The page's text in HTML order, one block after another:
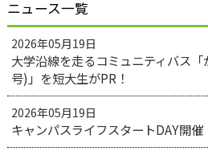
ニュース一覧
2026年05月19日
大学沿線を走るコミュニティバス
号)」を短大生がPR！
2026年05月19日
キャンパスライフスタートDAY開催